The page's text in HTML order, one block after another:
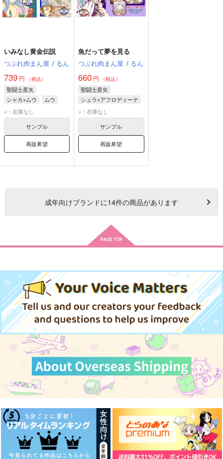
いみなし黄金伝説
つぶれ肉まん屋 / るん
739 円 （税込）
聖闘士星矢
シャカ×ムウ
ムウ
アフロディーテ
シャカ
×：在庫なし
サンプル
再販希望
魚だって夢を見る
つぶれ肉まん屋 / るん
660 円 （税込）
聖闘士星矢
シュラ×アフロディーテ
アフロディーテ
シュラ
×：在庫なし
サンプル
再販希望
成年向けブランドに14件の商品があります